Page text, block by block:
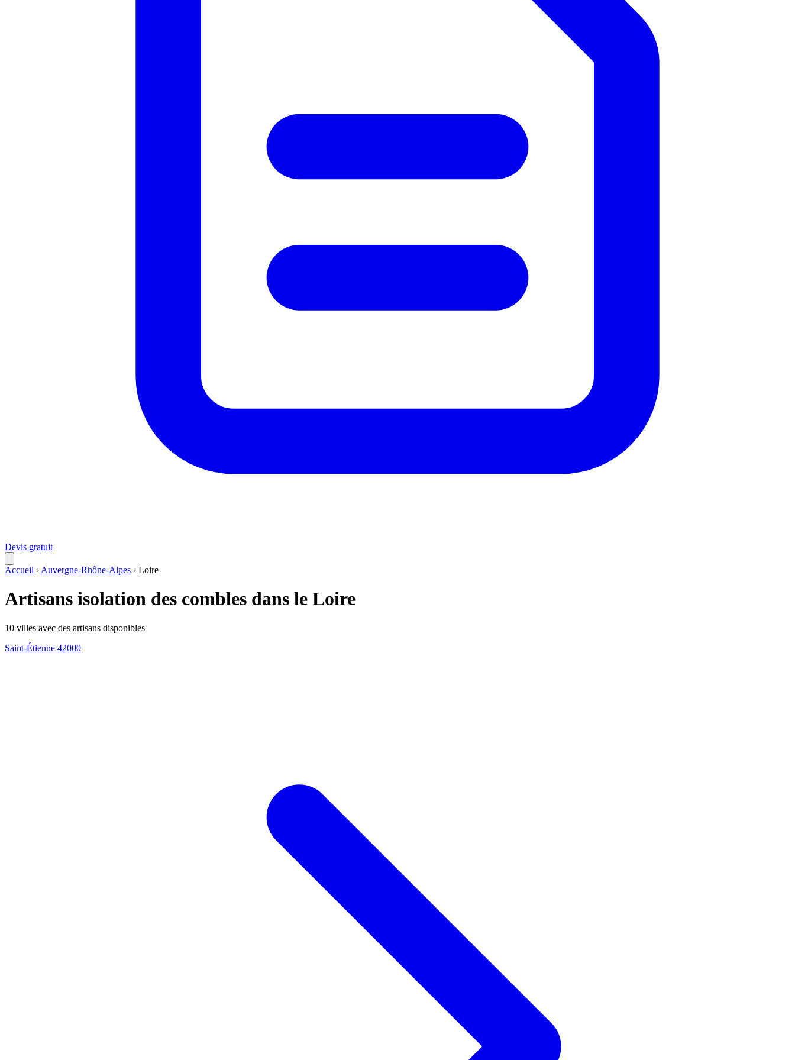
Devis gratuit
Accueil › Auvergne-Rhône-Alpes › Loire
Artisans isolation des combles dans le Loire
10 villes avec des artisans disponibles
Saint-Étienne 42000